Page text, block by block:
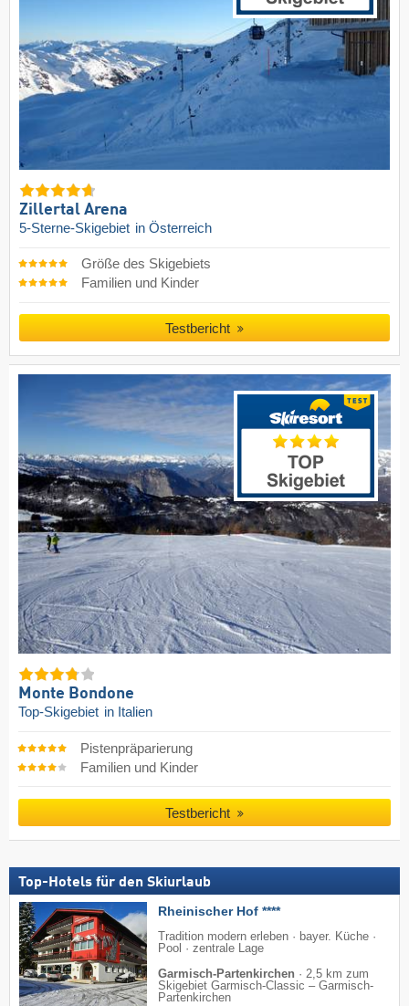
Zillertal Arena
5-Sterne-Skigebiet in Österreich
Größe des Skigebiets
Familien und Kinder
Testbericht
Monte Bondone
Top-Skigebiet in Italien
Pistenpräparierung
Familien und Kinder
Testbericht
Top-Hotels für den Skiurlaub
Rheinischer Hof ****
Tradition modern erleben · bayer. Küche ·
Pool · zentrale Lage
Garmisch-Partenkirchen · 2,5 km zum
Skigebiet Garmisch-Classic – Garmisch-
Partenkirchen